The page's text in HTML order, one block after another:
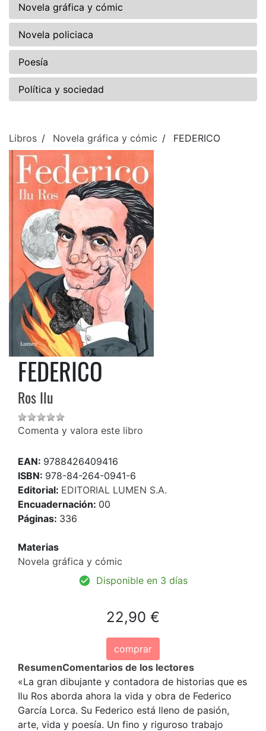
Novela gráfica y cómic
Novela policiaca
Poesía
Política y sociedad
Libros Novela gráfica y cómic FEDERICO
FEDERICO
Ros Ilu
Comenta y valora este libro
EAN: 9788426409416
ISBN: 978-84-264-0941-6
Editorial: EDITORIAL LUMEN S.A.
Encuadernación: 00
Páginas: 336
Materias
Novela gráfica y cómic
Disponible en 3 días
22,90 €
comprar
ResumenComentarios de los lectores
«La gran dibujante y contadora de historias que es
Ilu Ros aborda ahora la vida y obra de Federico
García Lorca. Su Federico está lleno de pasión,
arte, vida y poesía. Un fino y riguroso trabajo